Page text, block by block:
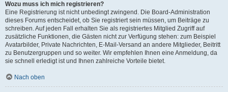
Wozu muss ich mich registrieren?
Eine Registrierung ist nicht unbedingt zwingend. Die Board-Administration
dieses Forums entscheidet, ob Sie registriert sein müssen, um Beiträge zu
schreiben. Auf jeden Fall erhalten Sie als registriertes Mitglied Zugriff auf
zusätzliche Funktionen, die Gästen nicht zur Verfügung stehen: zum Beispiel
Avatarbilder, Private Nachrichten, E-Mail-Versand an andere Mitglieder, Beitritt
zu Benutzergruppen und so weiter. Wir empfehlen Ihnen eine Anmeldung, da
sie schnell erledigt ist und Ihnen zahlreiche Vorteile bietet.
Nach oben